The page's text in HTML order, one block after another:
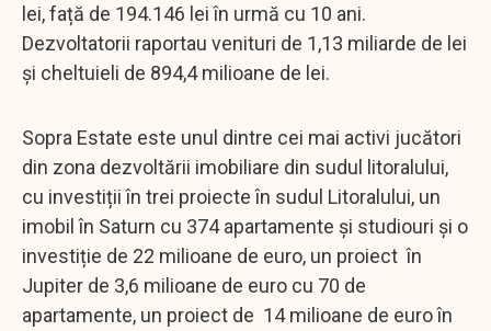
lei, față de 194.146 lei în urmă cu 10 ani.
Dezvoltatorii raportau venituri de 1,13 miliarde de lei
și cheltuieli de 894,4 milioane de lei.
Sopra Estate este unul dintre cei mai activi jucători
din zona dezvoltării imobiliare din sudul litoralului,
cu investiții în trei proiecte în sudul Litoralului, un
imobil în Saturn cu 374 apartamente și studiouri și o
investiție de 22 milioane de euro, un proiect în
Jupiter de 3,6 milioane de euro cu 70 de
apartamente, un proiect de 14 milioane de euro în